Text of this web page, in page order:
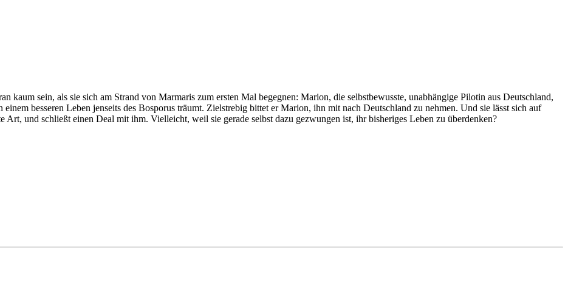
kaum sein, als sie sich am Strand von Marmaris zum ersten Mal begegnen: Marion, die selbstbewusste, unabhängige Pilotin aus Deutschland,
besseren Leben jenseits des Bosporus träumt. Zielstrebig bittet er Marion, ihn mit nach Deutschland zu nehmen. Und sie lässt sich auf
Art, und schließt einen Deal mit ihm. Vielleicht, weil sie gerade selbst dazu gezwungen ist, ihr bisheriges Leben zu überdenken?